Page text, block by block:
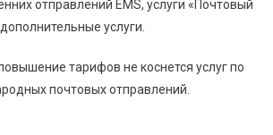
отправлений ЕМS, услуги «Почтовый
услуги.
тарифов не коснется услуг по
почтовых отправлений.